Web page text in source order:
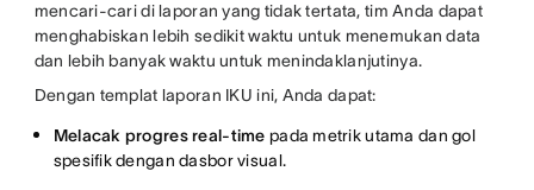
mencari-cari di laporan yang tidak tertata, tim Anda dapat
menghabiskan lebih sedikit waktu untuk menemukan data
dan lebih banyak waktu untuk menindaklanjutinya.
Dengan templat laporan IKU ini, Anda dapat:
Melacak progres real-time pada metrik utama dan gol
spesifik dengan dasbor visual.